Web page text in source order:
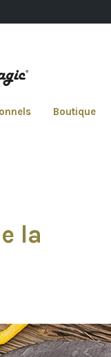
Boutique
la